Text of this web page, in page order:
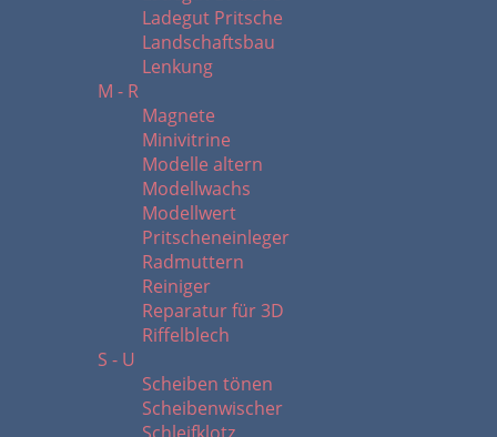
Ladegut Pritsche
Landschaftsbau
Lenkung
M - R
Magnete
Minivitrine
Modelle altern
Modellwachs
Modellwert
Pritscheneinleger
Radmuttern
Reiniger
Reparatur für 3D
Riffelblech
S - U
Scheiben tönen
Scheibenwischer